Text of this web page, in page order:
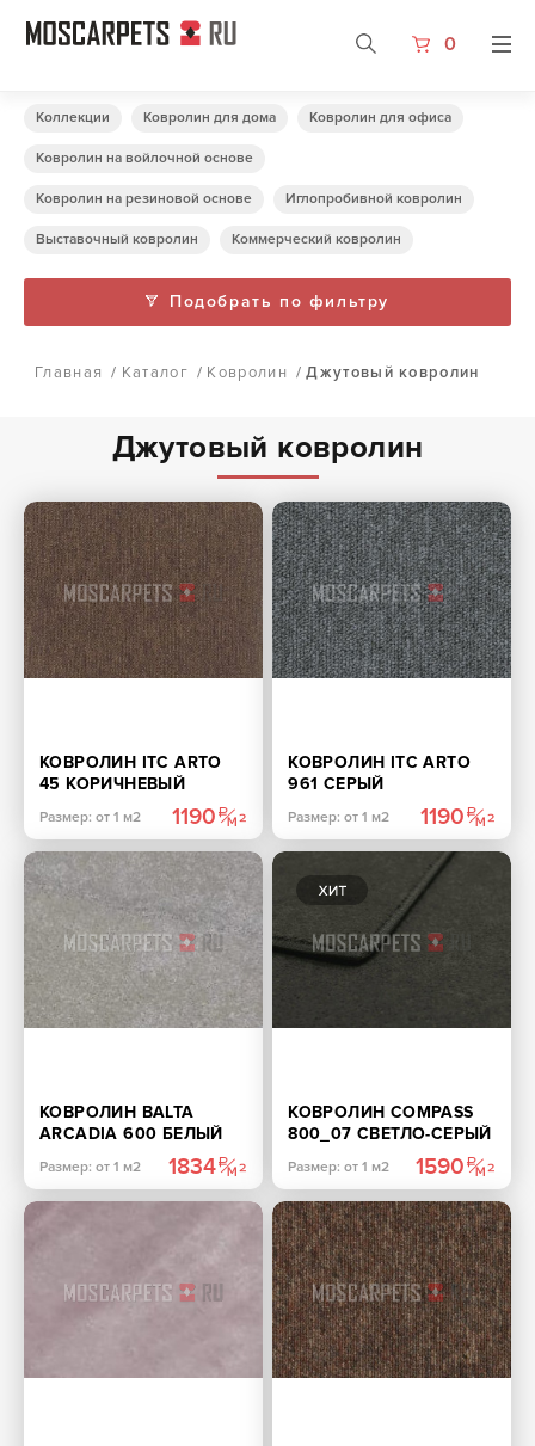
0
Коллекции Ковролин для дома Ковролин для офиса
Ковролин на войлочной основе
Ковролин на резиновой основе Иглопробивной ковролин
Выставочный ковролин Коммерческий ковролин
Подобрать по фильтру
Главная / Каталог / Ковролин / Джутовый ковролин
Джутовый ковролин
КОВРОЛИН ITC ARTO
45 КОРИЧНЕВЫЙ
Размер: от 1 м2 1190
КОВРОЛИН ITC ARTO
961 СЕРЫЙ
Размер: от 1 м2 1190
КОВРОЛИН BALTA
ARCADIA 600 БЕЛЫЙ
Размер: от 1 м2 1834
КОВРОЛИН COMPASS
800_07 СВЕТЛО-СЕРЫЙ
Размер: от 1 м2 1590